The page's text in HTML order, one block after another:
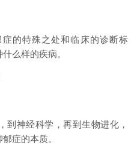
的特殊之处和临床的诊断标
么样的疾病。
到神经科学，再到生物进化，
症的本质。